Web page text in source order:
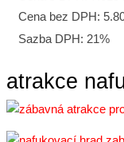
Cena bez DPH:
Sazba DPH: 21%
atrakce